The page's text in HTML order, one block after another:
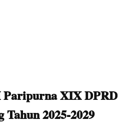
XIX DPRD
Tahun 2025-2029